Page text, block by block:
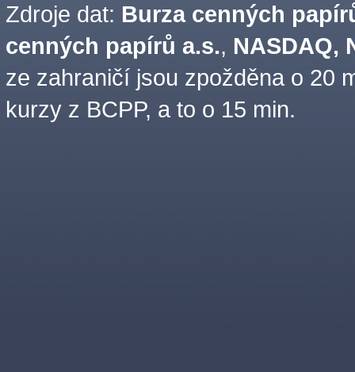
Zdroje dat: Burza cenných
cenných papírů a.s., NASDAQ,
ze zahraničí jsou zpožděna o 20
kurzy z BCPP, a to o 15 min.